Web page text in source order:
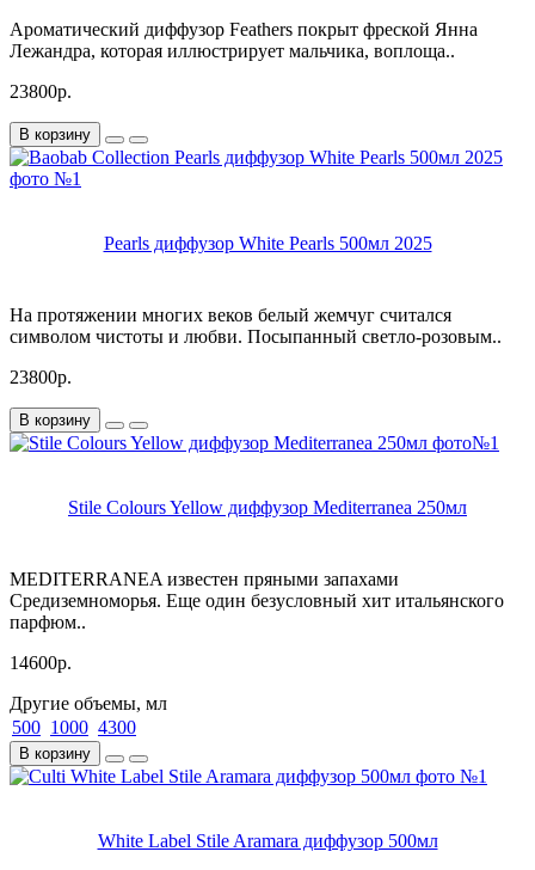
Ароматический диффузор Feathers покрыт фреской Янна
Лежандра, которая иллюстрирует мальчика, воплоща..
23800р.
В корзину
Pearls диффузор White Pearls 500мл 2025
На протяжении многих веков белый жемчуг считался
символом чистоты и любви. Посыпанный светло-розовым..
23800р.
В корзину
Stile Colours Yellow диффузор Mediterranea 250мл
MEDITERRANEA известен пряными запахами
Средиземноморья. Еще один безусловный хит итальянского
парфюм..
14600р.
Другие объемы, мл
500 1000 4300
В корзину
White Label Stile Aramara диффузор 500мл